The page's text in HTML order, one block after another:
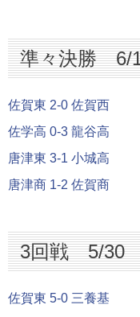
準々決勝 6/
佐賀東 2-0 佐賀西
佐学高 0-3 龍谷高
唐津東 3-1 小城高
唐津商 1-2 佐賀商
3回戦 5/30
佐賀東 5-0 三養基